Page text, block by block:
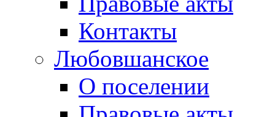
Контакты
Любовшанское
О поселении